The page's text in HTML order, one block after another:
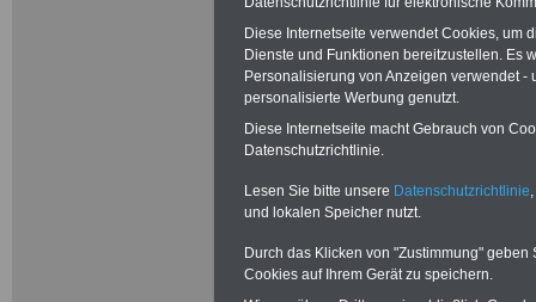
Neu
Beamte
Diese Internetseite verwendet Cookies, um
Dienste und Funktionen bereitzustellen. Es
Personalisierung von Anzeigen verwendet
personalisierte Werbung genutzt.
Diese Internetseite macht Gebrauch von
Datenschutzrichtlinie.
Lesen Sie bitte unsere Datenschutzrichtlinie
und lokalen Speicher nutzt.
Durch das Klicken von "Zustimmung"
Cookies auf Ihrem Gerät zu speichern.